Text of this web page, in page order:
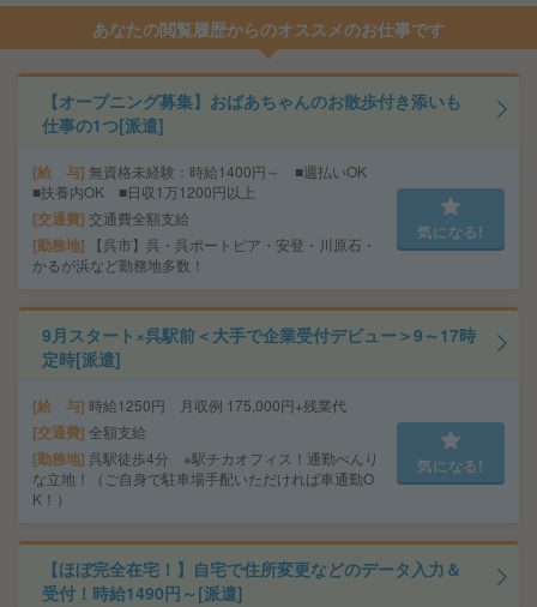
あなたの閲覧履歴からのオススメのお仕事です
【オープニング募集】おばあちゃんのお散歩付き添いも
仕事の1つ[派遣]
給 与 無資格未経験：時給1400円～ ■週払いOK
■扶養内OK ■日収1万1200円以上
交通費 交通費全額支給
勤務地
【呉市】呉・呉ポートピア・安登・川原石・
かるが浜など勤務地多数！
気になる!
9月スタート×呉駅前＜大手で企業受付デビュー＞9～17時
定時[派遣]
給 与 時給1250円 月収例 175,000円+残業代
交通費 全額支給
勤務地 呉駅徒歩4分 ※駅チカオフィス！通勤べんり
な立地！（ご自身で駐車場手配いただければ車通勤O
K！）
気になる!
【ほぼ完全在宅！】自宅で住所変更などのデータ入力＆
受付！時給1490円～[派遣]